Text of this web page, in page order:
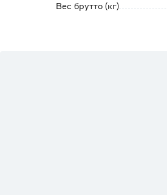
Вес брутто (кг)